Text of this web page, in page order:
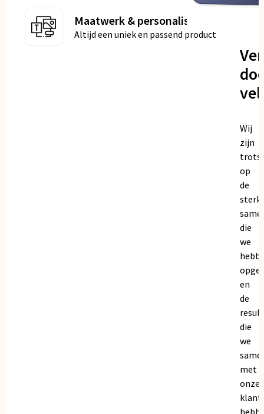
Maatwerk & personalisatie
Altijd een uniek en passend product
Wij
zijn
trots
op
de
die
we
en
de
die
we
met
onze